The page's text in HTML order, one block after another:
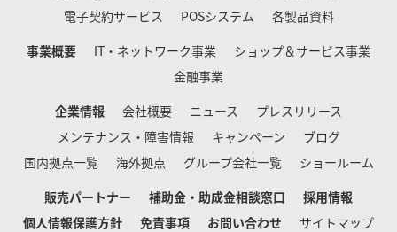
電子契約サービス
POSシステム
各製品資料
事業概要
IT・ネットワーク事業
ショップ＆サービス事業
金融事業
企業情報
会社概要 ニュース
プレスリリース
メンテナンス・障害情報
キャンペーン
ブログ
国内拠点一覧
海外拠点 グループ会社一覧
ショールーム
販売パートナー
補助金・助成金相談窓口
採用情報
個人情報保護方針
免責事項 お問い合わせ サイトマップ